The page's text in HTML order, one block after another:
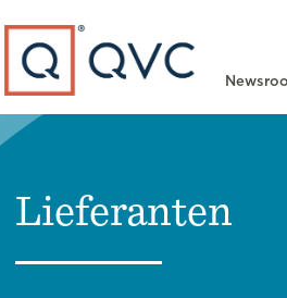
Type to search
Lieferanten